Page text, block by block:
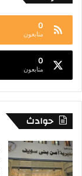
0
متابعون
0
متابعون
حوادث